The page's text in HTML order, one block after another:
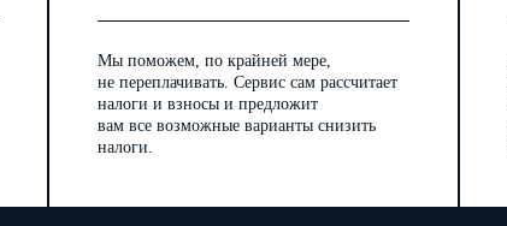
Мы поможем, по крайней мере,
не переплачивать. Сервис сам рассчитает
налоги и взносы и предложит
вам все возможные варианты снизить
налоги.